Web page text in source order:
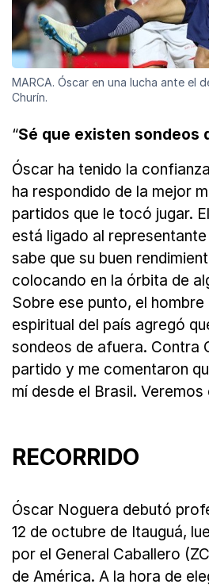
MARCA. Óscar en una lucha ante el
Churín.
“Sé que existen sondeos
Óscar ha tenido la
ha respondido de la mejor
partidos que le tocó jugar.
está ligado al
sabe que su buen
colocando en la órbita de
Sobre ese punto, el
espiritual del país agregó
sondeos de afuera. Contra
partido y me comentaron
mí desde el Brasil. Veremos
RECORRIDO
Óscar Noguera debutó
12 de octubre de Itauguá,
por el General Caballero
de América. A la hora de